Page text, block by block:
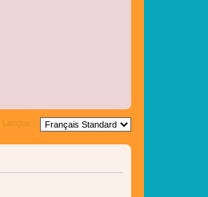
Langue :